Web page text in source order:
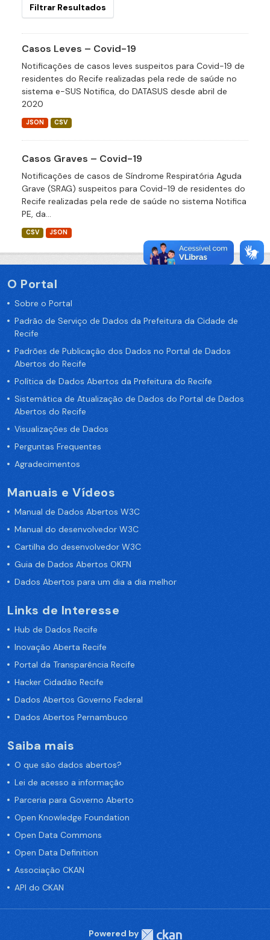
Filtrar Resultados
Casos Leves – Covid-19
Notificações de casos leves suspeitos para Covid-19 de
residentes do Recife realizadas pela rede de saúde no
sistema e-SUS Notifica, do DATASUS desde abril de
2020
JSON CSV
Casos Graves – Covid-19
Notificações de casos de Síndrome Respiratória Aguda
Grave (SRAG) suspeitos para Covid-19 de residentes do
Recife realizadas pela rede de saúde no sistema Notifica
PE, da...
CSV JSON
O Portal
Sobre o Portal
Padrão de Serviço de Dados da Prefeitura da Cidade de
Recife
Padrões de Publicação dos Dados no Portal de Dados
Abertos do Recife
Política de Dados Abertos da Prefeitura do Recife
Sistemática de Atualização de Dados do Portal de Dados
Abertos do Recife
Visualizações de Dados
Perguntas Frequentes
Agradecimentos
Manuais e Vídeos
Manual de Dados Abertos W3C
Manual do desenvolvedor W3C
Cartilha do desenvolvedor W3C
Guia de Dados Abertos OKFN
Dados Abertos para um dia a dia melhor
Links de Interesse
Hub de Dados Recife
Inovação Aberta Recife
Portal da Transparência Recife
Hacker Cidadão Recife
Dados Abertos Governo Federal
Dados Abertos Pernambuco
Saiba mais
O que são dados abertos?
Lei de acesso a informação
Parceria para Governo Aberto
Open Knowledge Foundation
Open Data Commons
Open Data Definition
Associação CKAN
API do CKAN
Powered by